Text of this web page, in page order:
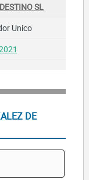
SL
Unico
DE